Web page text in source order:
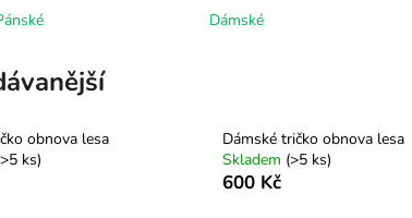
Dámské
obnova lesa
>5 ks)
Dámské tričko obnova lesa
Skladem (>5 ks)
600 Kč